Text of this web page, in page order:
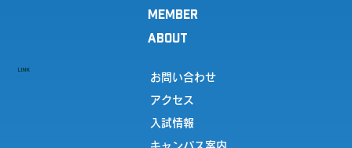
MEMBER
ABOUT
LINK
お問い合わせ
アクセス
入試情報